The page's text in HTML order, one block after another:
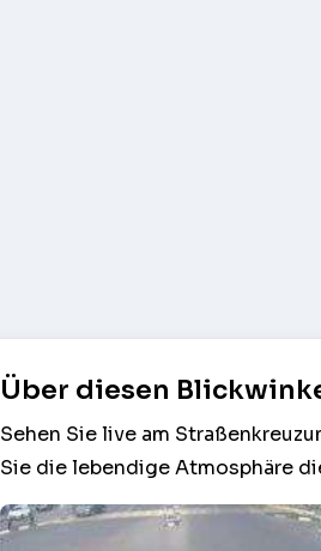
Über diesen
Sehen Sie live am
Sie die lebendige Atmosphäre